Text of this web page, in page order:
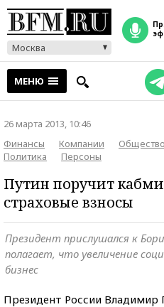
Москва
прямой
МЕНЮ
26 марта 2013, 10:46
Финансы
Компании Общество
Политика
Персоны
Путин поручит
страховые взносы
Президент прислушался к
полагает, что увеличение
бизнес
Президент России Владимир